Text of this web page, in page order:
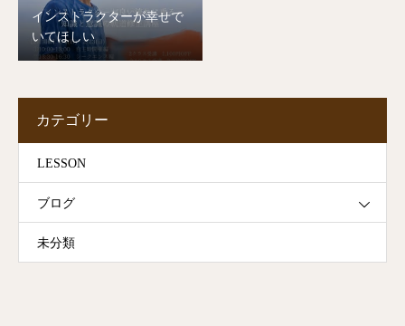
インストラクターが幸せで
いてほしい
カテゴリー
LESSON
ブログ
未分類